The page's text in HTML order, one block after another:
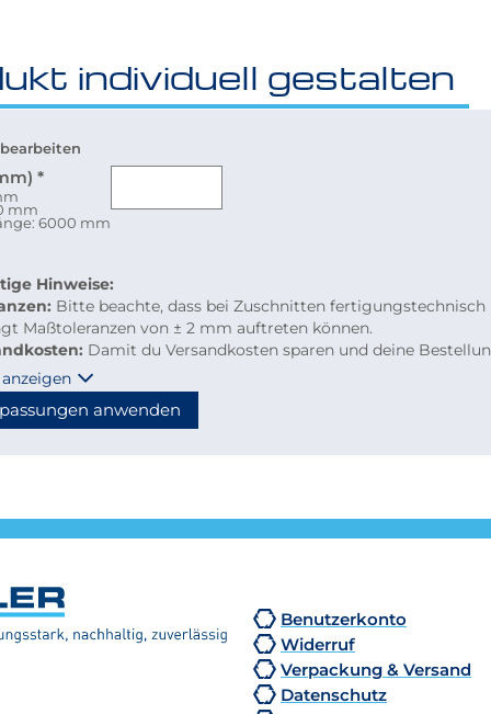
individuell gestalten
*
mm
6000 mm
Hinweise:
Bitte beachte, dass bei Zuschnitten fertigungstechnisch
Maßtoleranzen von ± 2 mm auftreten können.
Damit du Versandkosten sparen und deine
per Paketdienst geliefert werden kann, beachte bitte folgende
für Kleinmengen-Zuschnitte
maximal 2.000 mm Länge
2 × Breite + 1 × längste Seite (max. 2.000 mm)
anwenden
Benutzerkonto
Widerruf
Verpackung & Versand
Datenschutz